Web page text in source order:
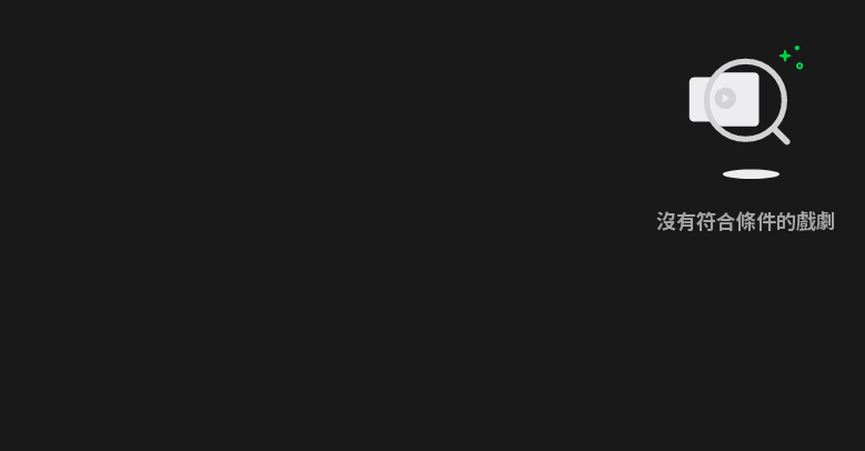
沒有符合條件的戲劇